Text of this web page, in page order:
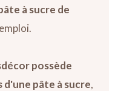
à sucre de
possède
pâte à sucre,